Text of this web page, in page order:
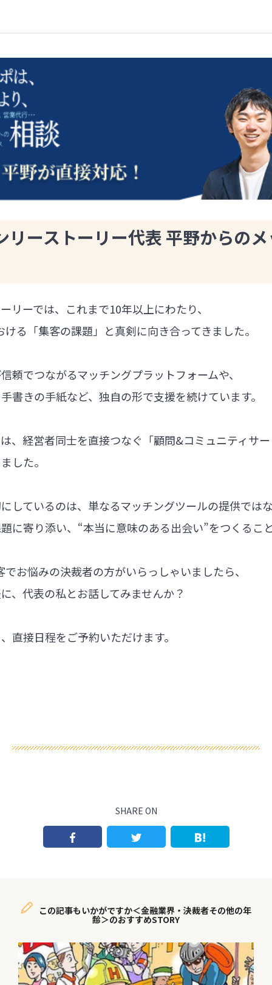
リーストーリー代表 平野からの
リーでは、これまで10年以上にわたり、
る「集客の課題」と真剣に向き合ってきました。
頼でつながるマッチングプラットフォームや、
書きの手紙など、独自の形で支援を続けています。
、経営者同士を直接つなぐ「顧問&コミュニティサ
した。
しているのは、単なるマッチングツールの提供では
に寄り添い、“本当に意味のある出会い”をつくるこ
お悩みの決裁者の方がいらっしゃいましたら、
、代表の私とお話してみませんか？
直接日程をご予約いただけます。
SHARE ON
この記事もいかがですか＜金融業界・決裁者その他の年
齢＞のおすすめSTORY